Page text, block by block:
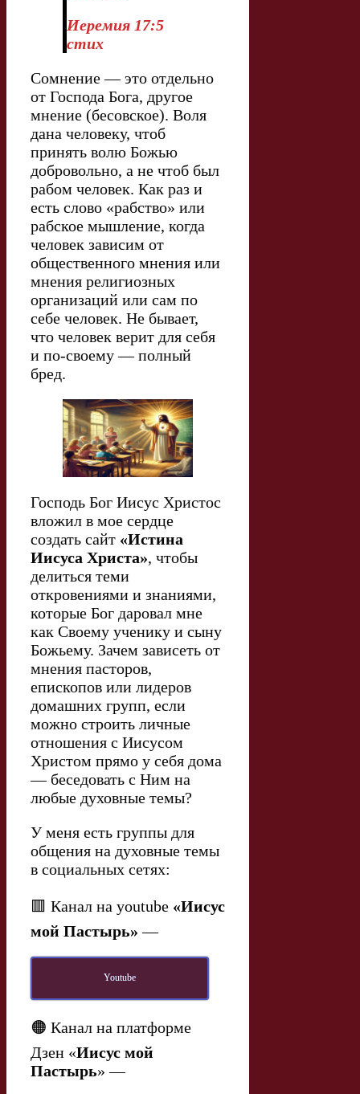
Иеремия 17:5
стих
Сомнение — это отдельно
от Господа Бога, другое
мнение (бесовское). Воля
дана человеку, чтоб
принять волю Божью
добровольно, а не чтоб был
рабом человек. Как раз и
есть слово «рабство» или
рабское мышление, когда
человек зависим от
общественного мнения или
мнения религиозных
организаций или сам по
себе человек. Не бывает,
что человек верит для себя
и по-своему — полный
бред.
Господь Бог Иисус Христос
вложил в мое сердце
создать сайт «Истина
Иисуса Христа», чтобы
делиться теми
откровениями и знаниями,
которые Бог даровал мне
как Своему ученику и сыну
Божьему. Зачем зависеть от
мнения пасторов,
епископов или лидеров
домашних групп, если
можно строить личные
отношения с Иисусом
Христом прямо у себя дома
— беседовать с Ним на
любые духовные темы?
У меня есть группы для
общения на духовные темы
в социальных сетях:
🟥 Канал на youtube «Иисус
мой Пастырь» —
Youtube
🟠 Канал на платформе
Дзен «Иисус мой
Пастырь» —